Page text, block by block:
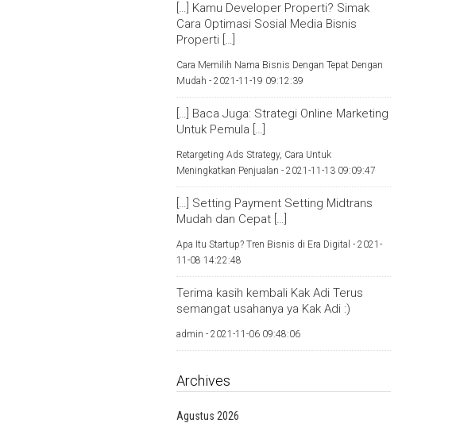
[…] Kamu Developer Properti? Simak
Cara Optimasi Sosial Media Bisnis
Properti […]
Cara Memilih Nama Bisnis Dengan Tepat Dengan
Mudah - 2021-11-19 09:12:39
[…] Baca Juga: Strategi Online Marketing
Untuk Pemula […]
Retargeting Ads Strategy, Cara Untuk
Meningkatkan Penjualan - 2021-11-13 09:09:47
[…] Setting Payment Setting Midtrans
Mudah dan Cepat […]
Apa Itu Startup? Tren Bisnis di Era Digital - 2021-
11-08 14:22:48
Terima kasih kembali Kak Adi Terus
semangat usahanya ya Kak Adi :)
admin - 2021-11-06 09:48:06
Archives
Agustus 2026